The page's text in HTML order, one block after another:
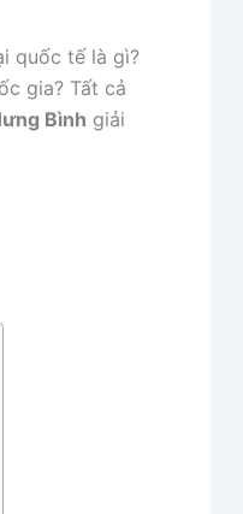
quốc tế là gì?
gia? Tất cả
Bình giải